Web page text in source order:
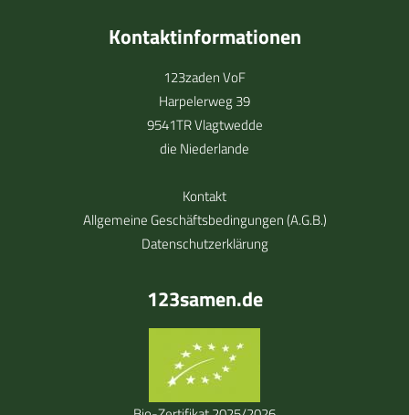
Kontaktinformationen
123zaden VoF
Harpelerweg 39
9541TR Vlagtwedde
die Niederlande
Kontakt
Allgemeine Geschäftsbedingungen (A.G.B.)
Datenschutzerklärung
123samen.de